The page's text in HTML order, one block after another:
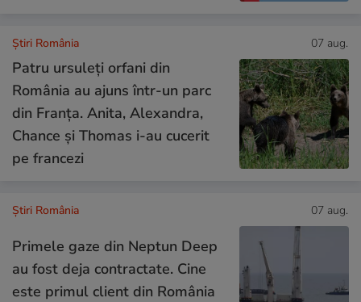
Știri România 07 aug.
Patru ursuleți orfani din
România au ajuns într-un parc
din Franța. Anita, Alexandra,
Chance și Thomas i-au cucerit
pe francezi
Știri România 07 aug.
Primele gaze din Neptun Deep
au fost deja contractate. Cine
este primul client din România